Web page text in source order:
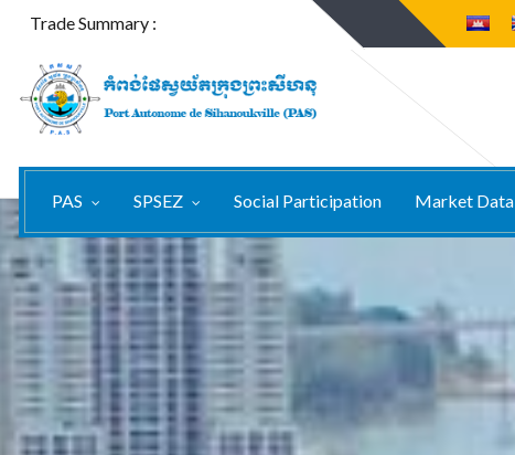
Trade Summary :
PAS SPSEZ Social Participation Market Data